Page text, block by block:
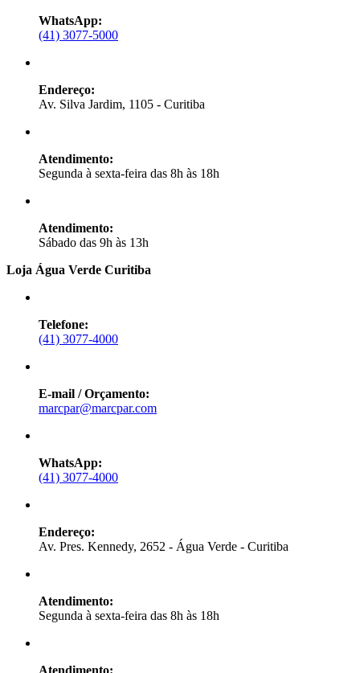
WhatsApp:
(41) 3077-5000
Endereço:
Av. Silva Jardim, 1105 - Curitiba
Atendimento:
Segunda à sexta-feira das 8h às 18h
Atendimento:
Sábado das 9h às 13h
Loja Água Verde Curitiba
Telefone:
(41) 3077-4000
E-mail / Orçamento:
marcpar@marcpar.com
WhatsApp:
(41) 3077-4000
Endereço:
Av. Pres. Kennedy, 2652 - Água Verde - Curitiba
Atendimento:
Segunda à sexta-feira das 8h às 18h
Atendimento: